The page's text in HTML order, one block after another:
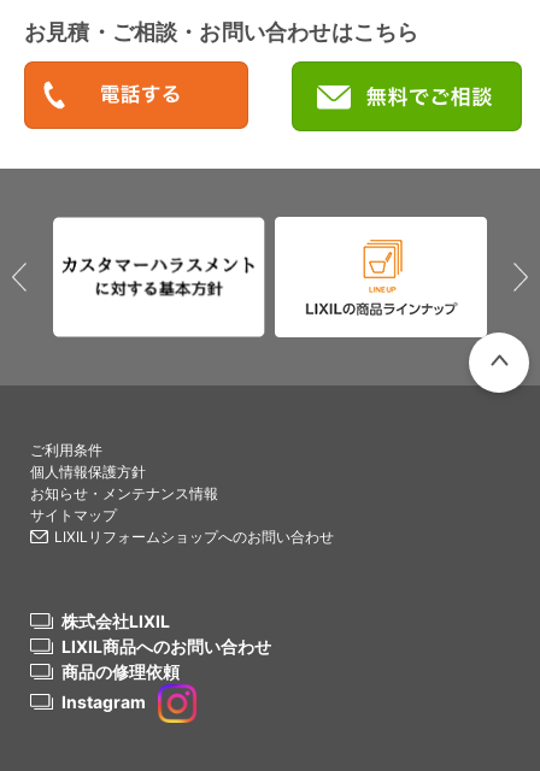
お見積・ご相談・お問い合わせはこちら
ご利用条件
個人情報保護方針
お知らせ・メンテナンス情報
サイトマップ
LIXILリフォームショップへのお問い合わせ
株式会社LIXIL
LIXIL商品へのお問い合わせ
商品の修理依頼
Instagram